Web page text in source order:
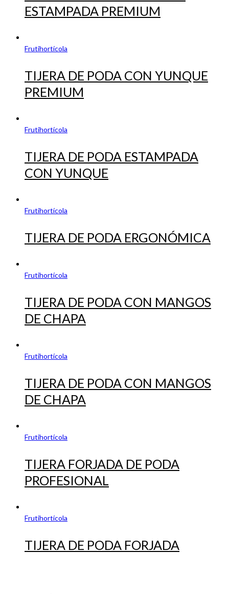
ESTAMPADA PREMIUM
Frutihortícola
TIJERA DE PODA CON YUNQUE
PREMIUM
Frutihortícola
TIJERA DE PODA ESTAMPADA
CON YUNQUE
Frutihortícola
TIJERA DE PODA ERGONÓMICA
Frutihortícola
TIJERA DE PODA CON MANGOS
DE CHAPA
Frutihortícola
TIJERA DE PODA CON MANGOS
DE CHAPA
Frutihortícola
TIJERA FORJADA DE PODA
PROFESIONAL
Frutihortícola
TIJERA DE PODA FORJADA